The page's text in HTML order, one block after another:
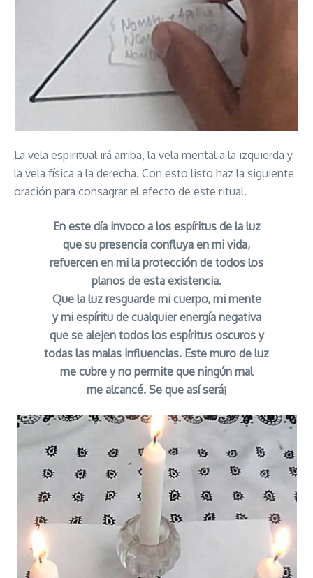
La vela espiritual irá arriba, la vela mental a la izquierda y
la vela física a la derecha. Con esto listo haz la siguiente
oración para consagrar el efecto de este ritual.
En este día invoco a los espíritus de la luz
que su presencia confluya en mi vida,
refuercen en mi la protección de todos los
planos de esta existencia.
Que la luz resguarde mi cuerpo, mi mente
y mi espíritu de cualquier energía negativa
que se alejen todos los espíritus oscuros y
todas las malas influencias. Este muro de luz
me cubre y no permite que ningún mal
me alcancé. Se que así será¡